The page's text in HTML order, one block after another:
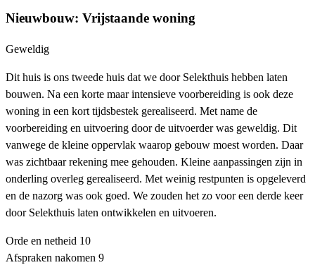
Nieuwbouw: Vrijstaande woning
Geweldig
Dit huis is ons tweede huis dat we door Selekthuis hebben laten
bouwen. Na een korte maar intensieve voorbereiding is ook deze
woning in een kort tijdsbestek gerealiseerd. Met name de
voorbereiding en uitvoering door de uitvoerder was geweldig. Dit
vanwege de kleine oppervlak waarop gebouw moest worden. Daar
was zichtbaar rekening mee gehouden. Kleine aanpassingen zijn in
onderling overleg gerealiseerd. Met weinig restpunten is opgeleverd
en de nazorg was ook goed. We zouden het zo voor een derde keer
door Selekthuis laten ontwikkelen en uitvoeren.
Orde en netheid 10
Afspraken nakomen 9